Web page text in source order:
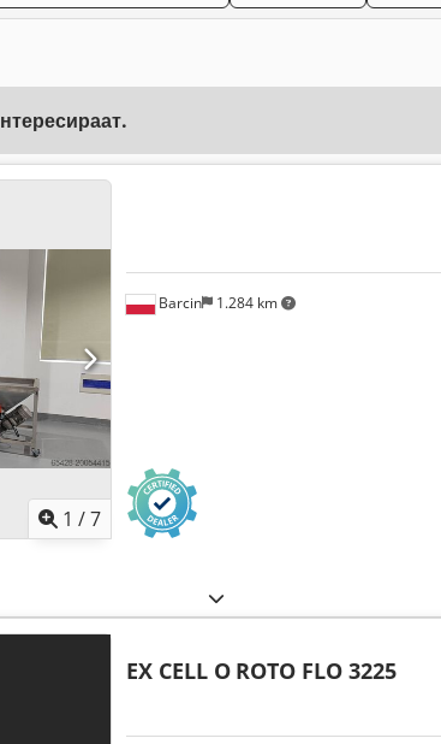
1 /7
Barcin 1.284 km
EX CELL O ROTO FLO 3225